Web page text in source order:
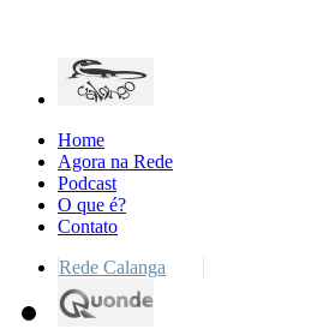
Home
Agora na Rede
Podcast
O que é?
Contato
Rede Calanga